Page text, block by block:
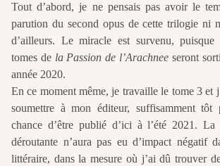
Tout d’abord, je ne pensais pas avoir le
parution du second opus de cette trilogie ni
d’ailleurs. Le miracle est survenu,
tomes de la Passion de l’Arachnee seront
année 2020.
En ce moment même, je travaille le tome 3 et
soumettre à mon éditeur, suffisamment
chance d’être publié d’ici à l’été 2021.
déroutante n’aura pas eu d’impact négatif
littéraire, dans la mesure où j’ai dû trouver